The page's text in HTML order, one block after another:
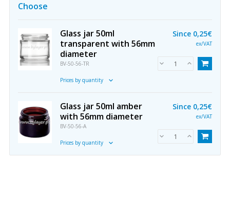
Choose
Glass jar 50ml
transparent with 56mm
diameter
BV-50-56-TR
Prices by quantity
Since 0,25€
ex/VAT
Glass jar 50ml amber
with 56mm diameter
BV-50-56-A
Prices by quantity
Since 0,25€
ex/VAT